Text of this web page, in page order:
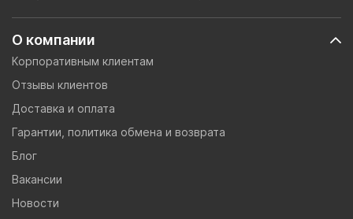
О компании
Корпоративным клиентам
Отзывы клиентов
Доставка и оплата
Гарантии, политика обмена и возврата
Блог
Вакансии
Новости